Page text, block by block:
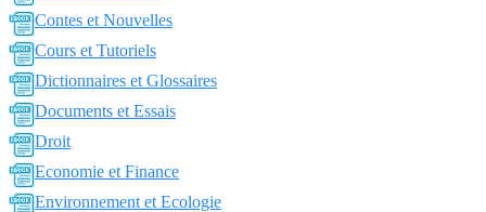
Contes et Nouvelles
Cours et Tutoriels
Dictionnaires et Glossaires
Documents et Essais
Droit
Economie et Finance
Environnement et Ecologie